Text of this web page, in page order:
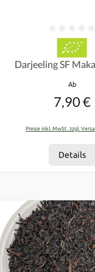
Durchschnittliche
Ab
7,90 €
Preise inkl. MwSt. zzgl.
Details